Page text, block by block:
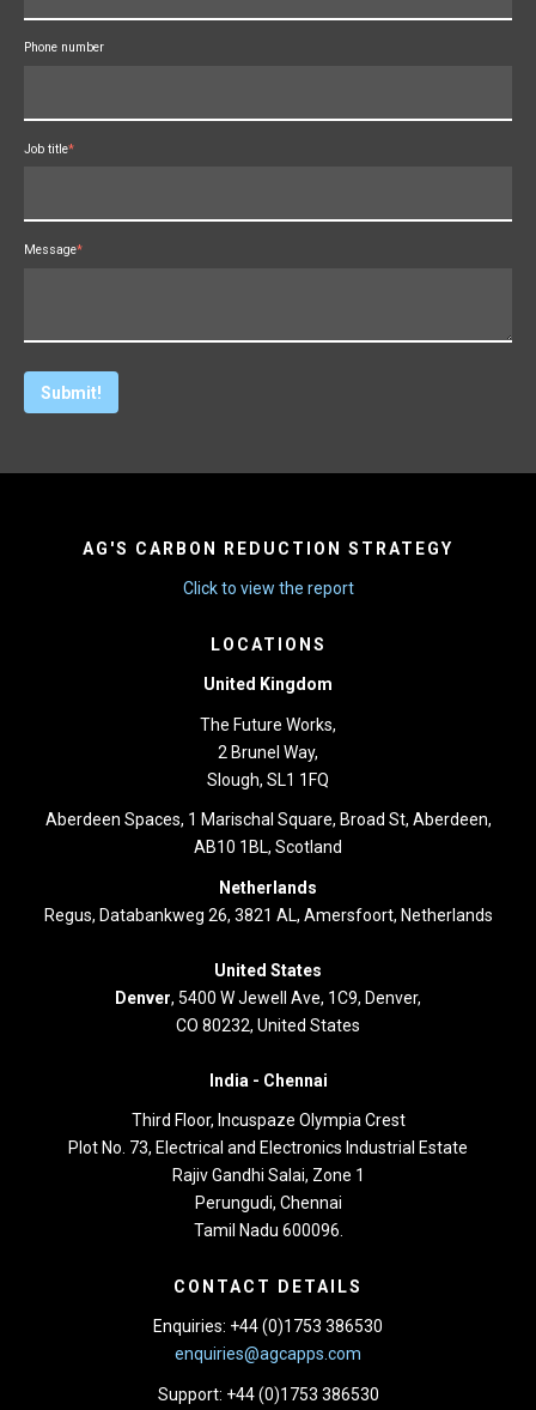
Phone number
Job title*
Message*
AG'S CARBON REDUCTION STRATEGY
Click to view the report
LOCATIONS
United Kingdom
The Future Works,
2 Brunel Way,
Slough, SL1 1FQ
Aberdeen Spaces, 1 Marischal Square, Broad St, Aberdeen,
AB10 1BL, Scotland
Netherlands
Regus, Databankweg 26, 3821 AL, Amersfoort, Netherlands
United States
Denver, 5400 W Jewell Ave, 1C9, Denver,
CO 80232, United States
India - Chennai
Third Floor, Incuspaze Olympia Crest
Plot No. 73, Electrical and Electronics Industrial Estate
Rajiv Gandhi Salai, Zone 1
Perungudi, Chennai
Tamil Nadu 600096.
CONTACT DETAILS
Enquiries: +44 (0)1753 386530
enquiries@agcapps.com
Support: +44 (0)1753 386530